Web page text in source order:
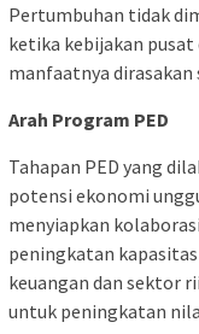
Pertumbuhan tidak
ketika kebijakan pusat
manfaatnya dirasakan
Arah Program PED
Tahapan PED yang
potensi ekonomi
menyiapkan
peningkatan
keuangan dan sektor
untuk peningkatan